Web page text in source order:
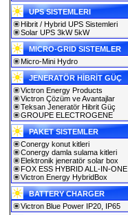
UPS SISTEMLERI
Hibrit / Hybrid UPS Sistemleri
Solar UPS 3kW 5kW
MICRO-GRID SISTEMLER
Micro-Mini Hydro
JENERATÖR HİBRİT GÜÇ
Victron Energy Products
Victron Çözüm ve Avantajlar
Teksan Jeneratör Hibrit Güç
GROUPE ELECTROGENE
PAKET SISTEMLER
Conergy konut kitleri
Conergy damla sulama kitleri
Elektronik jeneratör solar box
FOX ESS HYBRID ALL-IN-ONE
Victron Energy HybridBox
BATTERY CHARGER
Victron Blue Power IP20, IP65